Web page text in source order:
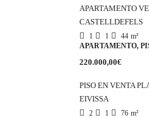
APARTAMENTO
CASTELLDEFELS
1 1 44 m²
APARTAMENTO,
220.000,00€
PISO EN VENTA
EIVISSA
2 1 76 m²